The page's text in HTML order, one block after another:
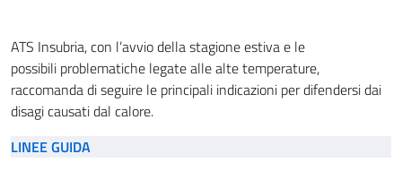
ATS Insubria, con l’avvio della stagione estiva e le
possibili problematiche legate alle alte temperature,
raccomanda di seguire le principali indicazioni per difendersi dai
disagi causati dal calore.
LINEE GUIDA